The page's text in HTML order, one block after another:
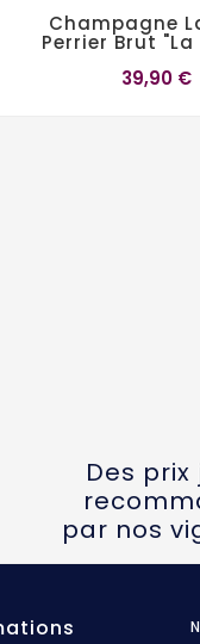
Champagne
Perrier Brut "La
39,90 €
Des prix
par nos